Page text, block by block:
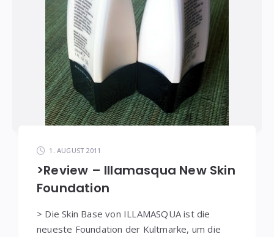
1. AUGUST 2011
>Review – Illamasqua New Skin
Foundation
> Die Skin Base von ILLAMASQUA ist die
neueste Foundation der Kultmarke, um die